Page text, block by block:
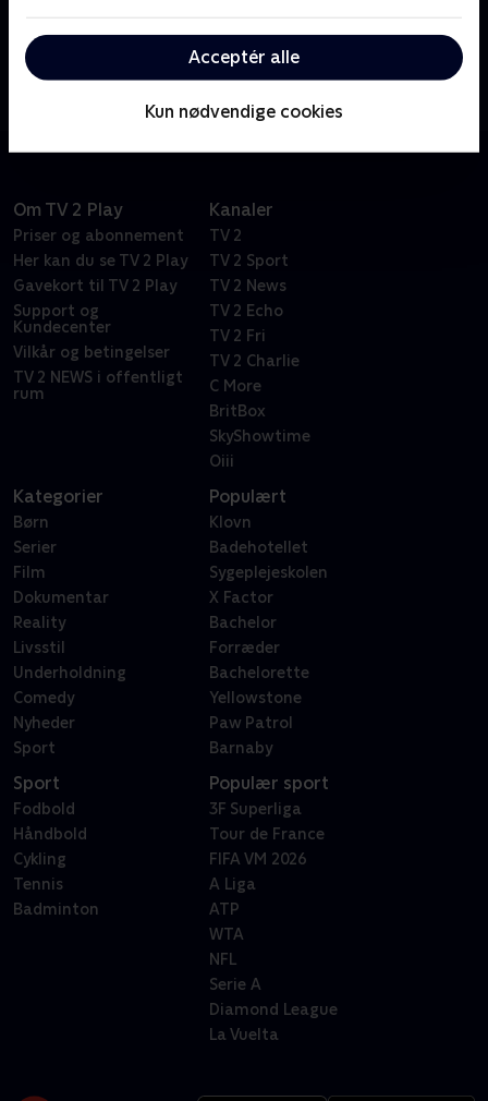
Acceptér alle
Kun nødvendige cookies
arbejder sammen om at restaurere deres by, Builder
Cove, og sikre den mod den skurkagtige Speed
Meisters skumle planer.
Om TV 2 Play
Priser og abonnement
Her kan du se TV 2 Play
Gavekort til TV 2 Play
Support og
Kundecenter
Vilkår og betingelser
TV 2 NEWS i offentligt
rum
Kanaler
TV 2
TV 2 Sport
TV 2 News
TV 2 Echo
TV 2 Fri
TV 2 Charlie
C More
BritBox
SkyShowtime
Oiii
Kategorier
Børn
Serier
Film
Dokumentar
Reality
Livsstil
Underholdning
Comedy
Nyheder
Sport
Populært
Klovn
Badehotellet
Sygeplejeskolen
X Factor
Bachelor
Forræder
Bachelorette
Yellowstone
Paw Patrol
Barnaby
Sport
Fodbold
Håndbold
Cykling
Tennis
Badminton
Populær sport
3F Superliga
Tour de France
FIFA VM 2026
A Liga
ATP
WTA
NFL
Serie A
Diamond League
La Vuelta